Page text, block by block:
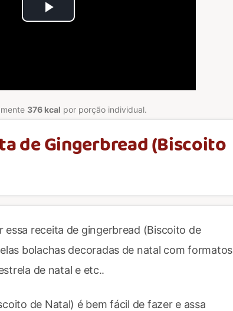
Play
376 kcal por porção individual.
de Gingerbread (Biscoito
essa receita de gingerbread (Biscoito de
bolachas decoradas de natal com formatos
de natal e etc..
de Natal) é bem fácil de fazer e assa